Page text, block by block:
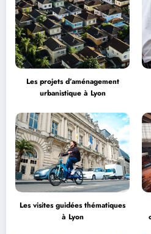
Les projets d’aménagement
urbanistique à Lyon
Les visites guidées thématiques
à Lyon